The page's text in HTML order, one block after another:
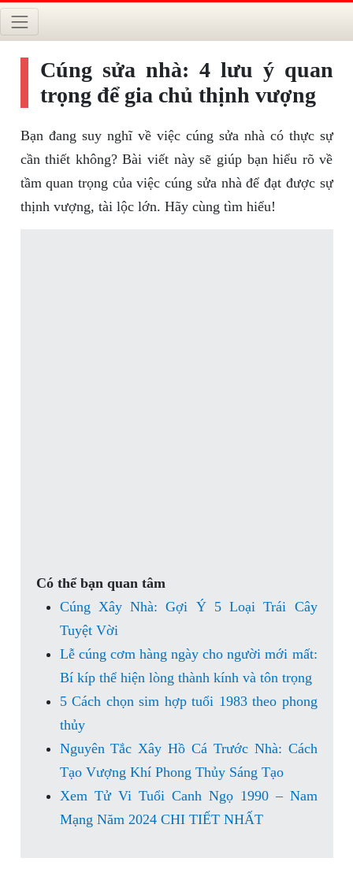
Cúng sửa nhà: 4 lưu ý quan
trọng để gia chủ thịnh vượng
Bạn đang suy nghĩ về việc cúng sửa nhà có thực sự
cần thiết không? Bài viết này sẽ giúp bạn hiểu rõ về
tầm quan trọng của việc cúng sửa nhà để đạt được sự
thịnh vượng, tài lộc lớn. Hãy cùng tìm hiểu!
Có thể bạn quan tâm
Cúng Xây Nhà: Gợi Ý 5 Loại Trái Cây
Tuyệt Vời
Lễ cúng cơm hàng ngày cho người mới mất:
Bí kíp thể hiện lòng thành kính và tôn trọng
5 Cách chọn sim hợp tuổi 1983 theo phong
thủy
Nguyên Tắc Xây Hồ Cá Trước Nhà: Cách
Tạo Vượng Khí Phong Thủy Sáng Tạo
Xem Tử Vi Tuổi Canh Ngọ 1990 – Nam
Mạng Năm 2024 CHI TIẾT NHẤT